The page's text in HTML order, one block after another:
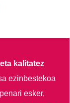
kalitatez
ezinbestekoa
esker,